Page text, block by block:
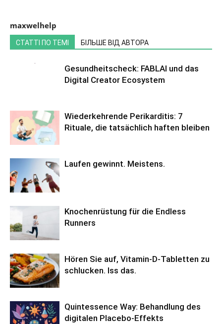
maxwelhelp
СТАТТІ ПО ТЕМІ БІЛЬШЕ ВІД АВТОРА
Gesundheitscheck: FABLAI und das
Digital Creator Ecosystem
Wiederkehrende Perikarditis: 7
Rituale, die tatsächlich haften bleiben
Laufen gewinnt. Meistens.
Knochenrüstung für die Endless
Runners
Hören Sie auf, Vitamin-D-Tabletten zu
schlucken. Iss das.
Quintessence Way: Behandlung des
digitalen Placebo-Effekts